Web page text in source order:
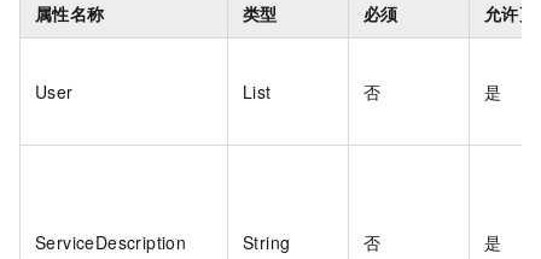
属性名称 类型 必须 允许更
User List 否 是
ServiceDescription String 否 是